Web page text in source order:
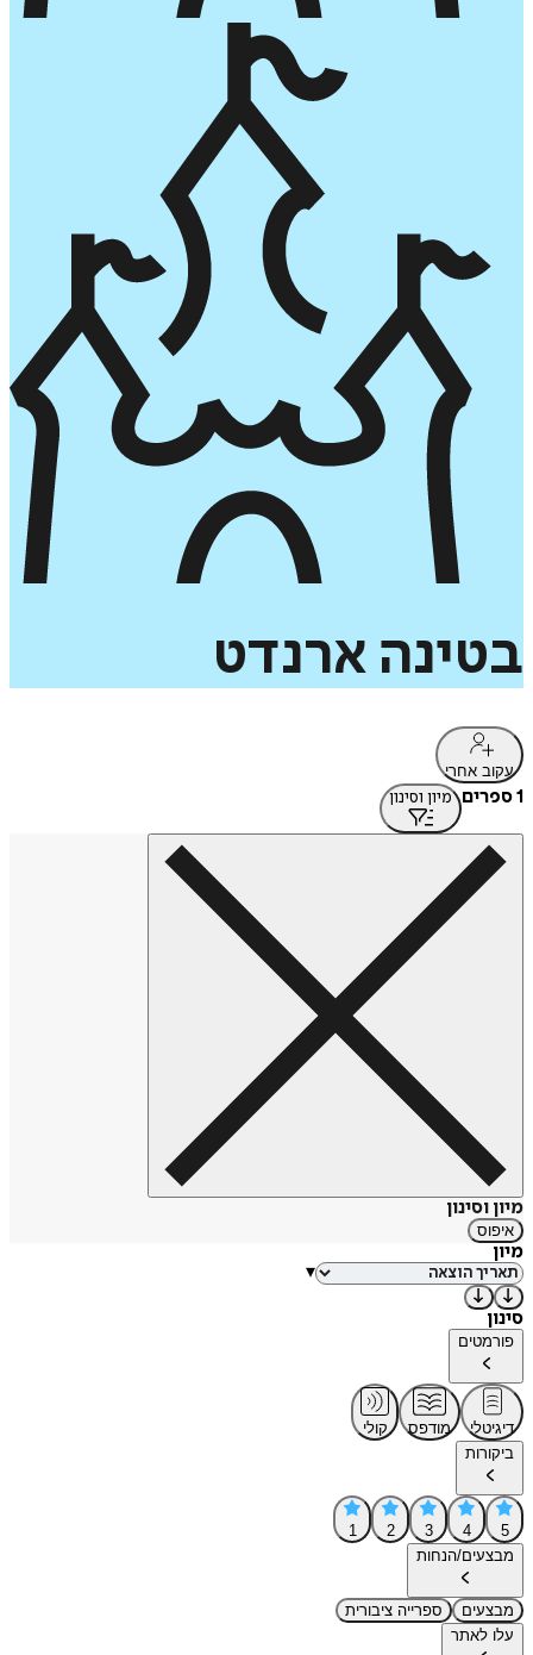
בטינה ארנדט
עקוב אחרי
1 ספרים מיון וסינון
מיון וסינון
איפוס
מיון
▾
סינון
פורמטים
דיגיטלי מודפס
קולי
ביקורות
5
4
3
2
1
מבצעים/הנחות
מבצעים
ספרייה ציבורית
עלו לאתר